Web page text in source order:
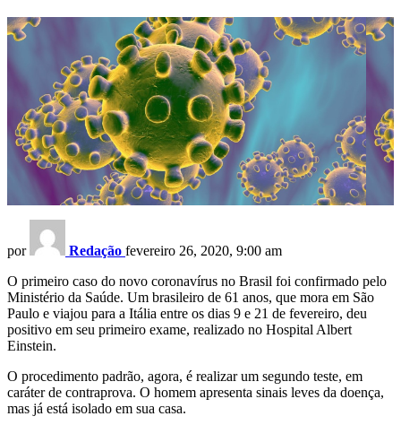
por Redação fevereiro 26, 2020, 9:00 am
O primeiro caso do novo coronavírus no Brasil foi confirmado pelo
Ministério da Saúde. Um brasileiro de 61 anos, que mora em São
Paulo e viajou para a Itália entre os dias 9 e 21 de fevereiro, deu
positivo em seu primeiro exame, realizado no Hospital Albert
Einstein.
O procedimento padrão, agora, é realizar um segundo teste, em
caráter de contraprova. O homem apresenta sinais leves da doença,
mas já está isolado em sua casa.